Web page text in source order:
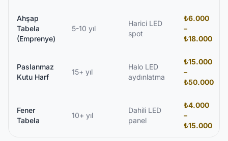
Ahşap
Tabela
(Emprenye)
5-10 yıl
Harici LED
spot
₺6.000
–
₺18.000
Paslanmaz
Kutu Harf
15+ yıl
Halo LED
aydınlatma
₺15.000
–
₺50.000
Fener
Tabela
10+ yıl
Dahili LED
panel
₺4.000
–
₺15.000